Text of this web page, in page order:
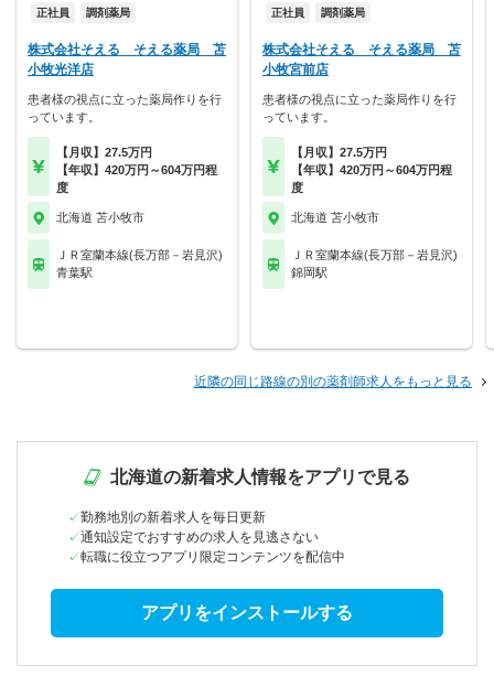
正社員 調剤薬局
株式会社そえる そえる薬局 苫
小牧光洋店
患者様の視点に立った薬局作りを行
っています。
【月収】27.5万円
【年収】420万円～604万円程
度
北海道 苫小牧市
ＪＲ室蘭本線(長万部－岩見沢)
青葉駅
正社員 調剤薬局
株式会社そえる そえる薬局 苫
小牧宮前店
患者様の視点に立った薬局作りを行
っています。
【月収】27.5万円
【年収】420万円～604万円程
度
北海道 苫小牧市
ＪＲ室蘭本線(長万部－岩見沢)
錦岡駅
近隣の同じ路線の別の薬剤師求人をもっと見る
北海道の新着求人情報をアプリで見る
勤務地別の新着求人を毎日更新
通知設定でおすすめの求人を見逃さない
転職に役立つアプリ限定コンテンツを配信中
アプリをインストールする